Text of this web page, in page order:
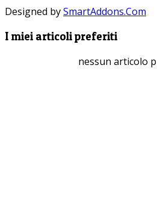
Designed bySmartAddons.Com
I miei articoli preferiti
nessun articolo